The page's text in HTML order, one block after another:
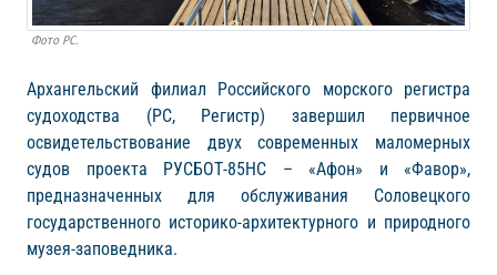
Фото РС.
Архангельский филиал Российского морского регистра
судоходства (РС, Регистр) завершил первичное
освидетельствование двух современных маломерных
судов проекта РУСБОТ-85НС – «Афон» и «Фавор»,
предназначенных для обслуживания Соловецкого
государственного историко-архитектурного и природного
музея-заповедника.